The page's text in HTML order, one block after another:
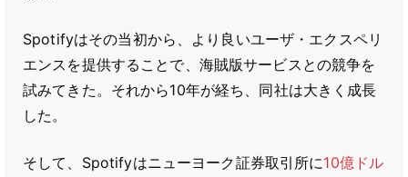
Spotifyはその当初から、より良いユーザ・エクスペリ
エンスを提供することで、海賊版サービスとの競争を
試みてきた。それから10年が経ち、同社は大きく成長
した。
そして、Spotifyはニューヨーク証券取引所に10億ドル